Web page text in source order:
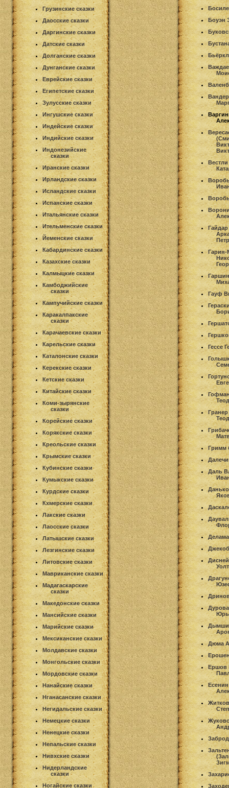
Грузинские сказки
Даосские сказки
Даргинские сказки
Датские сказки
Долганские сказки
Дунганские сказки
Еврейские сказки
Египетские сказки
Зулусские сказки
Ингушские сказки
Индейские сказки
Индийские сказки
Индонезийские
сказки
Иранские сказки
Ирландские сказки
Исландские сказки
Испанские сказки
Итальянские сказки
Ительменские сказки
Йеменские сказки
Кабардинские сказки
Казахские сказки
Калмыцкие сказки
Камбоджийские
сказки
Кампучийские сказки
Каракалпакские
сказки
Карачаевские сказки
Карельские сказки
Каталонские сказки
Керекские сказки
Кетские сказки
Китайские сказки
Коми-зырянские
сказки
Корейские сказки
Корякские сказки
Креольские сказки
Крымские сказки
Кубинские сказки
Кумыкские сказки
Курдские сказки
Кхмерские сказки
Лакские сказки
Лаосские сказки
Латышские сказки
Лезгинские сказки
Литовские сказки
Мавриканские сказки
Мадагаскарские
сказки
Македонские сказки
Мансийские сказки
Марийские сказки
Мексиканские сказки
Молдавские сказки
Монгольские сказки
Мордовские сказки
Нанайские сказки
Нганасанские сказки
Негидальские сказки
Немецкие сказки
Ненецкие сказки
Непальские сказки
Нивхские сказки
Нидерландские
сказки
Ногайские сказки
Боуэн
Гарин-
Гауф
Гессе
Гримм
Даль
Дюма
Ершов